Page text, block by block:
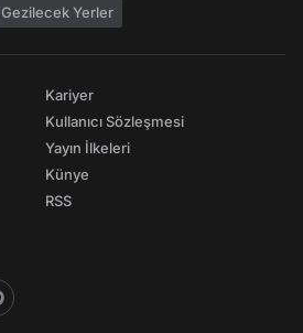
Gezilecek Yerler
Kariyer
Kullanıcı Sözleşmesi
Yayın İlkeleri
Künye
RSS